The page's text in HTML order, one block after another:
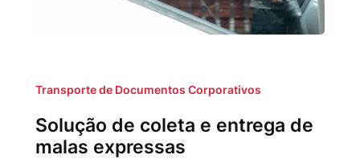
Transporte de Documentos Corporativos
Solução de coleta e entrega de
malas expressas